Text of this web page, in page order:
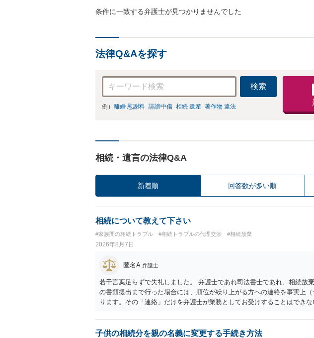
条件に一致する弁護士が見つかりませんでした
法律Q&Aを探す
検索
例） 離婚 慰謝料 誹謗中傷 相続 遺産 著作物 違法
相続・遺言の法律Q&A
新着順 回答数が多い順
相続について教えて下さい
#家族間の相続トラブル #相続トラブルの代理交渉 #相続放棄
2026年8月7日
匿名A 弁護士
若干言葉足らずで失礼しました。 弁護士であれ司法書士であれ、相続放
の書類提出まで行った場合には、順位が繰り上がる方への連絡を事実上
ります。その「連絡」だけを弁護士が業務としてお受けすることはでき
子供の相続分を親の名義に変更する手続き方法